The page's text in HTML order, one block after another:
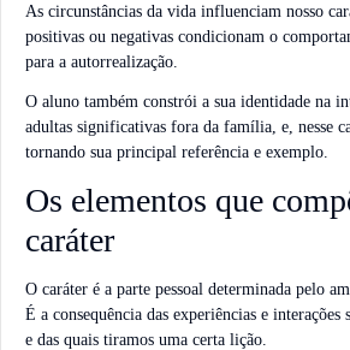
As circunstâncias da vida influenciam nosso
positivas ou negativas condicionam o
para a autorrealização.
O aluno também constrói a sua identidade na
adultas significativas fora da família, e, nesse
tornando sua principal referência e exemplo.
Os elementos que
caráter
O caráter é a parte pessoal determinada pelo
É a consequência das experiências e
e das quais tiramos uma certa lição.